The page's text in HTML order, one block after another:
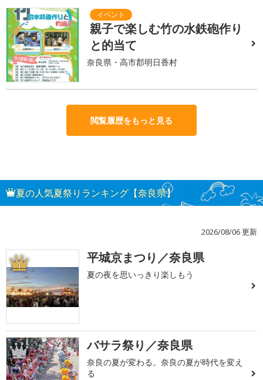
親子で楽しむ竹の水鉄砲作り
と的当て
奈良県・高市郡明日香村
閲覧履歴をもっと見る
夏の人気夏祭りランキング【奈良県】
2026/08/06 更新
1 平城京まつり／奈良県
夏の夜を思いっきり楽しもう
2 バサラ祭り／奈良県
奈良の夏が変わる。奈良の夏が時代を変え
る